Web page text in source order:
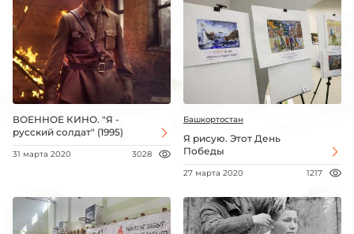
ВОЕННОЕ КИНО. "Я -
русский солдат" (1995)
31 марта 2020 3028
Башкортостан
Я рисую. Этот День
Победы
27 марта 2020 1217